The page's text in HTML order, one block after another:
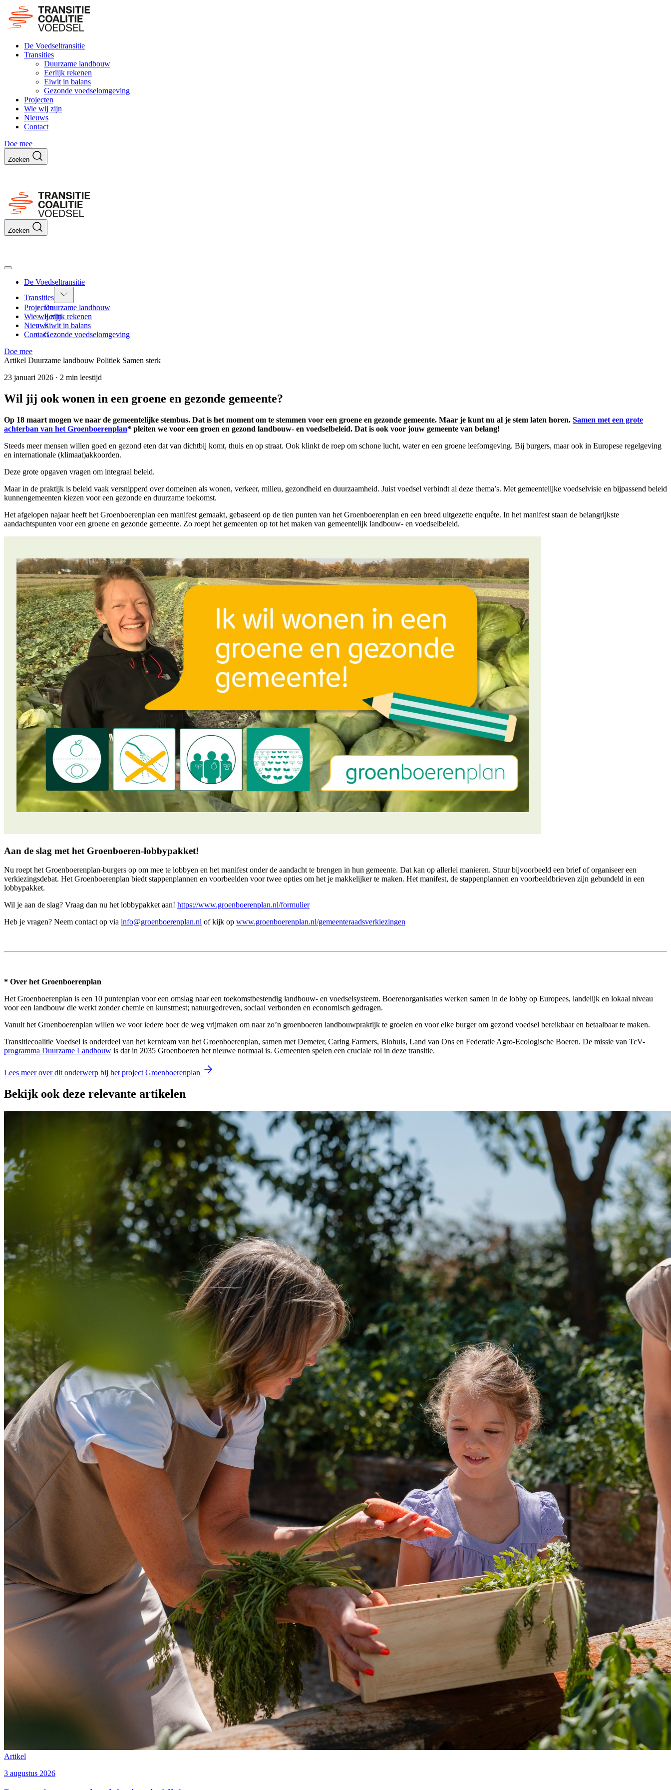
De Voedseltransitie
Transities
Duurzame landbouw
Eerlijk rekenen
Eiwit in balans
Gezonde voedselomgeving
Projecten
Wie wij zijn
Nieuws
Contact
Doe mee
Zoeken
Zoeken
De Voedseltransitie
Transities
Duurzame landbouw
Eerlijk rekenen
Eiwit in balans
Gezonde voedselomgeving
Projecten
Wie wij zijn
Nieuws
Contact
Doe mee
Artikel Duurzame landbouw Politiek Samen sterk
23 januari 2026 · 2 min leestijd
Wil jij ook wonen in een groene en gezonde gemeente?
Op 18 maart mogen we naar de gemeentelijke stembus. Dat is het moment om te stemmen voor een groene en gezonde gemeente. Maar je kunt nu al je stem laten horen. Samen met een grote
achterban van het Groenboerenplan* pleiten we voor een groen en gezond landbouw- en voedselbeleid. Dat is ook voor jouw gemeente van belang!
Steeds meer mensen willen goed en gezond eten dat van dichtbij komt, thuis en op straat. Ook klinkt de roep om schone lucht, water en een groene leefomgeving. Bij burgers, maar ook in Europese regelgeving
en internationale (klimaat)akkoorden.
Deze grote opgaven vragen om integraal beleid.
Maar in de praktijk is beleid vaak versnipperd over domeinen als wonen, verkeer, milieu, gezondheid en duurzaamheid. Juist voedsel verbindt al deze thema’s. Met gemeentelijke voedselvisie en bijpassend beleid
kunnengemeenten kiezen voor een gezonde en duurzame toekomst.
Het afgelopen najaar heeft het Groenboerenplan een manifest gemaakt, gebaseerd op de tien punten van het Groenboerenplan en een breed uitgezette enquête. In het manifest staan de belangrijkste
aandachtspunten voor een groene en gezonde gemeente. Zo roept het gemeenten op tot het maken van gemeentelijk landbouw- en voedselbeleid.
Aan de slag met het Groenboeren-lobbypakket!
Nu roept het Groenboerenplan-burgers op om mee te lobbyen en het manifest onder de aandacht te brengen in hun gemeente. Dat kan op allerlei manieren. Stuur bijvoorbeeld een brief of organiseer een
verkiezingsdebat. Het Groenboerenplan biedt stappenplannen en voorbeelden voor twee opties om het je makkelijker te maken. Het manifest, de stappenplannen en voorbeeldbrieven zijn gebundeld in een
lobbypakket.
Wil je aan de slag? Vraag dan nu het lobbypakket aan! https://www.groenboerenplan.nl/formulier
Heb je vragen? Neem contact op via info@groenboerenplan.nl of kijk op www.groenboerenplan.nl/gemeenteraadsverkiezingen
* Over het Groenboerenplan
Het Groenboerenplan is een 10 puntenplan voor een omslag naar een toekomstbestendig landbouw- en voedselsysteem. Boerenorganisaties werken samen in de lobby op Europees, landelijk en lokaal niveau
voor een landbouw die werkt zonder chemie en kunstmest; natuurgedreven, sociaal verbonden en economisch gedragen.
Vanuit het Groenboerenplan willen we voor iedere boer de weg vrijmaken om naar zo’n groenboeren landbouwpraktijk te groeien en voor elke burger om gezond voedsel bereikbaar en betaalbaar te maken.
Transitiecoalitie Voedsel is onderdeel van het kernteam van het Groenboerenplan, samen met Demeter, Caring Farmers, Biohuis, Land van Ons en Federatie Agro-Ecologische Boeren. De missie van TcV-
programma Duurzame Landbouw is dat in 2035 Groenboeren het nieuwe normaal is. Gemeenten spelen een cruciale rol in deze transitie.
Lees meer over dit onderwerp bij het project Groenboerenplan
Bekijk ook deze relevante artikelen
Artikel
3 augustus 2026